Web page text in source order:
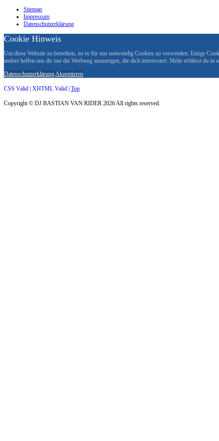
Sitemap
Impressum
Datenschutzerklärung
Cookie Hinweis
Um diese Website zu betreiben, ist es für uns notwendig Cookies zu verwenden. Einige
andere helfen uns dir nur die Werbung anzuzeigen, die dich interessiert. Mehr erfährst du in
Datenschutzerklärung Akzeptieren
CSS Valid | XHTML Valid | Top
Copyright © DJ BASTIAN VAN RIDER 2026 All rights reserved.